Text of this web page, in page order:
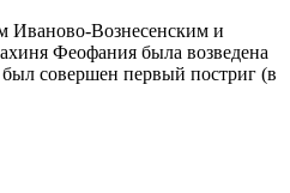
Иваново-Вознесенским и
Феофания была возведена
совершен первый постриг (в